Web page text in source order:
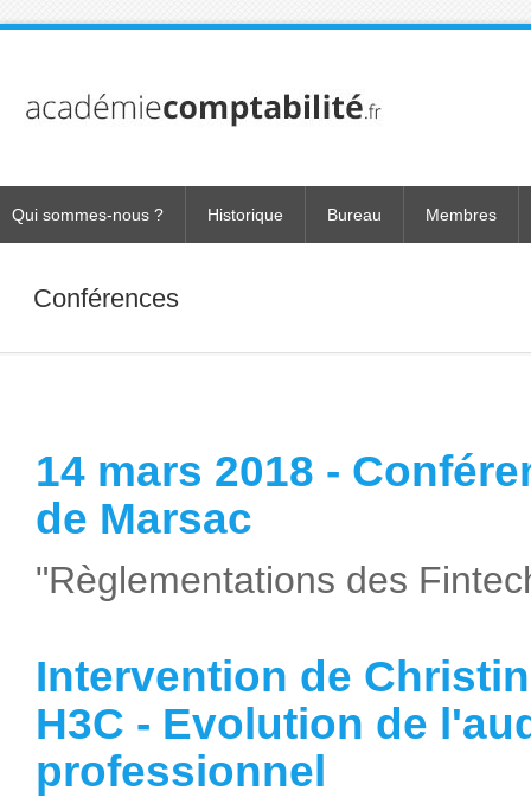
Qui sommes-nous ? Historique Bureau Membres
Conférences
14 mars 2018 -
de Marsac
"Règlementations des
Intervention de
H3C - Evolution de
professionnel